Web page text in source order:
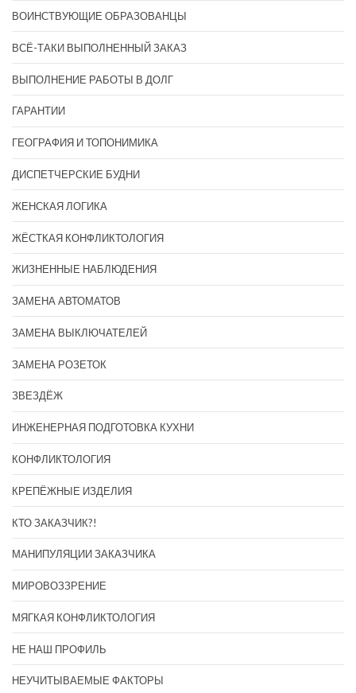
ВОИНСТВУЮЩИЕ ОБРАЗОВАНЦЫ
ВСЁ-ТАКИ ВЫПОЛНЕННЫЙ ЗАКАЗ
ВЫПОЛНЕНИЕ РАБОТЫ В ДОЛГ
ГАРАНТИИ
ГЕОГРАФИЯ И ТОПОНИМИКА
ДИСПЕТЧЕРСКИЕ БУДНИ
ЖЕНСКАЯ ЛОГИКА
ЖЁСТКАЯ КОНФЛИКТОЛОГИЯ
ЖИЗНЕННЫЕ НАБЛЮДЕНИЯ
ЗАМЕНА АВТОМАТОВ
ЗАМЕНА ВЫКЛЮЧАТЕЛЕЙ
ЗАМЕНА РОЗЕТОК
ЗВЕЗДЁЖ
ИНЖЕНЕРНАЯ ПОДГОТОВКА КУХНИ
КОНФЛИКТОЛОГИЯ
КРЕПЁЖНЫЕ ИЗДЕЛИЯ
КТО ЗАКАЗЧИК?!
МАНИПУЛЯЦИИ ЗАКАЗЧИКА
МИРОВОЗЗРЕНИЕ
МЯГКАЯ КОНФЛИКТОЛОГИЯ
НЕ НАШ ПРОФИЛЬ
НЕУЧИТЫВАЕМЫЕ ФАКТОРЫ